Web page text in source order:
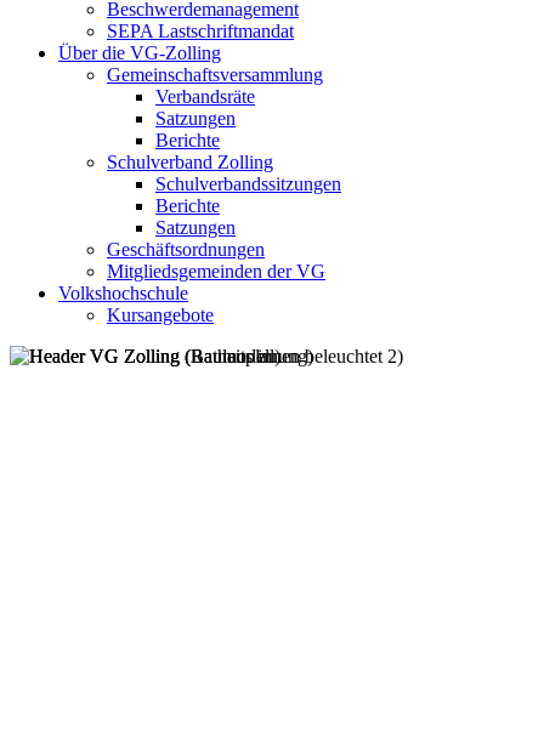
Beschwerdemanagement
SEPA Lastschriftmandat
Über die VG-Zolling
Gemeinschaftsversammlung
Verbandsräte
Satzungen
Berichte
Schulverband Zolling
Schulverbandssitzungen
Berichte
Satzungen
Geschäftsordnungen
Mitgliedsgemeinden der VG
Volkshochschule
Kursangebote